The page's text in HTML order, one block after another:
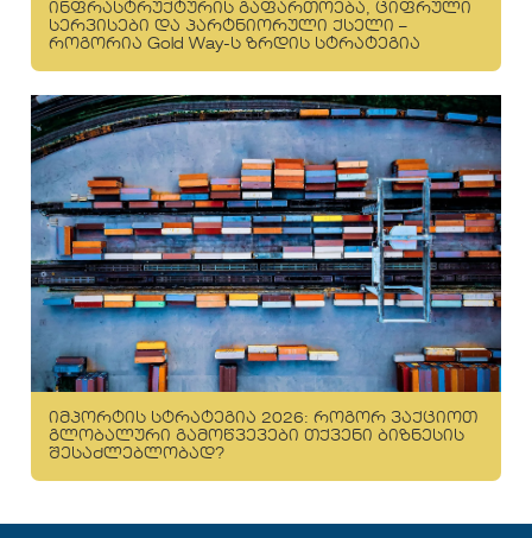
ინფრასტრუქტურის გაფართოება, ციფრული
სერვისები და პარტნიორული ქსელი –
როგორია Gold Way-ს ზრდის სტრატეგია
იმპორტის სტრატეგია 2026: როგორ ვაქციოთ
გლობალური გამოწვევები თქვენი ბიზნესის
შესაძლებლობად?